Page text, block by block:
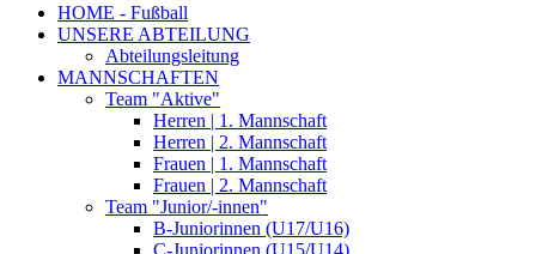
HOME - Fußball
UNSERE ABTEILUNG
Abteilungsleitung
MANNSCHAFTEN
Team "Aktive"
Herren | 1. Mannschaft
Herren | 2. Mannschaft
Frauen | 1. Mannschaft
Frauen | 2. Mannschaft
Team "Junior/-innen"
B-Juniorinnen (U17/U16)
C-Juniorinnen (U15/U14)